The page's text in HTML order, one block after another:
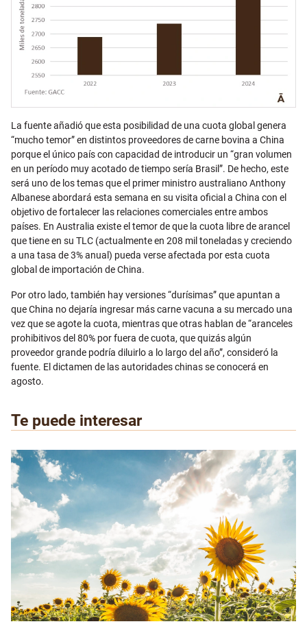
La fuente añadió que esta posibilidad de una cuota global genera
“mucho temor” en distintos proveedores de carne bovina a China
porque el único país con capacidad de introducir un “gran volumen
en un período muy acotado de tiempo sería Brasil”. De hecho, este
será uno de los temas que el primer ministro australiano Anthony
Albanese abordará esta semana en su visita oficial a China con el
objetivo de fortalecer las relaciones comerciales entre ambos
países. En Australia existe el temor de que la cuota libre de arancel
que tiene en su TLC (actualmente en 208 mil toneladas y creciendo
a una tasa de 3% anual) pueda verse afectada por esta cuota
global de importación de China.
Por otro lado, también hay versiones “durísimas” que apuntan a
que China no dejaría ingresar más carne vacuna a su mercado una
vez que se agote la cuota, mientras que otras hablan de “aranceles
prohibitivos del 80% por fuera de cuota, que quizás algún
proveedor grande podría diluirlo a lo largo del año”, consideró la
fuente. El dictamen de las autoridades chinas se conocerá en
agosto.
Te puede interesar